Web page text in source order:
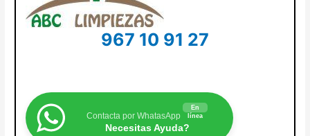
967 10 91 27
Contacta por WhatasApp
En
línea
Necesitas Ayuda?